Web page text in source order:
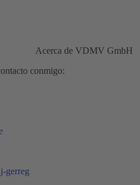
Acerca de VDMV GmbH
conmigo: